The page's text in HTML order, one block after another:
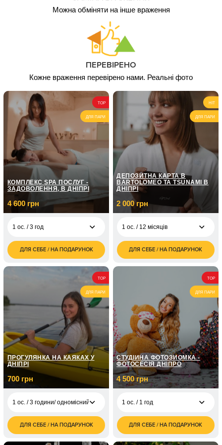
Можна обміняти на інше враження
ПЕРЕВІРЕНО
Кожне враження перевірено нами. Реальні фото
TOP
ДЛЯ ПАРИ
КОМПЛЕКС SPA ПОСЛУГ -
ЗАДОВОЛЕННЯ, В ДНІПРІ
4 600 грн
1 ос. / 3 год
4 600
грн
ДЛЯ СЕБЕ / НА ПОДАРУНОК
HIT
ДЛЯ ПАРИ
ДЕПОЗИТНА КАРТА В
BARTOLOMEO ТА TSUNAMI В
ДНІПРІ
2 000 грн
1 ос. / 12 місяців
2 000
грн
1 000
грн
1 ос. / 12 місяців
3 000
1 ос. / 12 месяців
5 000
грн
1 ос. / 12 місяців
10 000
грн
ДЛЯ СЕБЕ / НА ПОДАРУНОК
TOP
ДЛЯ ПАРИ
ПРОГУЛЯНКА НА КАЯКАХ У
ДНІПРІ
700 грн
1 ос. / 3 години/ одномісний каяк
1 ос. / 3 години/
одномісний каяк
грн
ДЛЯ СЕБЕ / НА ПОДАРУНОК
TOP
ДЛЯ ПАРИ
СТУДІЙНА ФОТОЗЙОМКА -
ФОТОСЕСІЯ ДНІПРО
4 500 грн
1 ос. / 1 год
4 500
грн
ДЛЯ СЕБЕ / НА ПОДАРУНОК